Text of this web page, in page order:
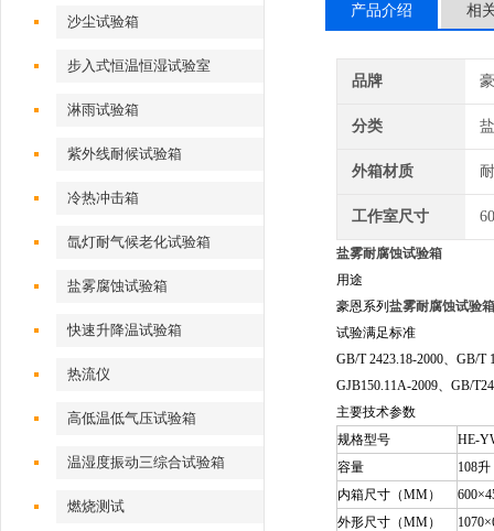
沙尘试验箱
步入式恒温恒湿试验室
淋雨试验箱
紫外线耐候试验箱
冷热冲击箱
氙灯耐气候老化试验箱
盐雾腐蚀试验箱
快速升降温试验箱
热流仪
高低温低气压试验箱
温湿度振动三综合试验箱
燃烧测试
产品介绍 相
品牌
分类
外箱材质
工作室尺寸
盐雾耐腐蚀试验箱
用途
豪恩系列 盐雾耐腐蚀试验箱
试验满足标准
GB/T 2423.18-2000、GB/T
GJB150.11A-2009、GB/
主要技术参数
规格型号
HE-
容量
108升
内箱尺寸（MM）
600
外形尺寸（MM）
1070